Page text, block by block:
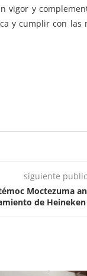
vigor y
y cumplir con las
siguiente
Moctezuma
de